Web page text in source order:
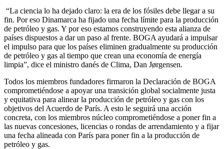
“La ciencia lo ha dejado claro: la era de los fósiles debe llegar a su
fin. Por eso Dinamarca ha fijado una fecha límite para la producción
de petróleo y gas. Y por eso estamos construyendo esta alianza de
países dispuestos a dar un paso al frente. BOGA ayudará a impulsar
el impulso para que los países eliminen gradualmente su producción
de petróleo y gas al tiempo que crean una economía de energía
limpia”, dice el ministro danés de Clima, Dan Jørgensen.
Todos los miembros fundadores firmaron la Declaración de BOGA
comprometiéndose a apoyar una transición global socialmente justa
y equitativa para alinear la producción de petróleo y gas con los
objetivos del Acuerdo de París. A esto le seguirá una acción
concreta, con los miembros núcleo comprometiéndose a poner fin a
las nuevas concesiones, licencias o rondas de arrendamiento y a fijar
una fecha alineada con París para poner fin a la producción de
petróleo y gas.